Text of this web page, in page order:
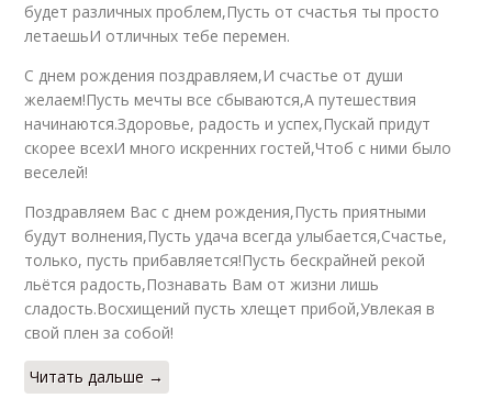
будет различных проблем,Пусть от счастья ты просто
летаешьИ отличных тебе перемен.
С днем рождения поздравляем,И счастье от души
желаем!Пусть мечты все сбываются,А путешествия
начинаются.Здоровье, радость и успех,Пускай придут
скорее всехИ много искренних гостей,Чтоб с ними было
веселей!
Поздравляем Вас с днем рождения,Пусть приятными
будут волнения,Пусть удача всегда улыбается,Счастье,
только, пусть прибавляется!Пусть бескрайней рекой
льётся радость,Познавать Вам от жизни лишь
сладость.Восхищений пусть хлещет прибой,Увлекая в
свой плен за собой!
Читать дальше →